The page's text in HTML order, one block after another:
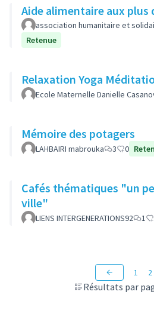
Aide alimentaire aux plus
association humanitaire et
Retenue
Relaxation Yoga
Ecole Maternelle Danielle
Mémoire des potagers
LAHBAIRI mabrouka 3 0
Cafés thématiques "un peu de nature en
ville"
LIENS INTERGENERATIONS92 1
Résultats par
1 2